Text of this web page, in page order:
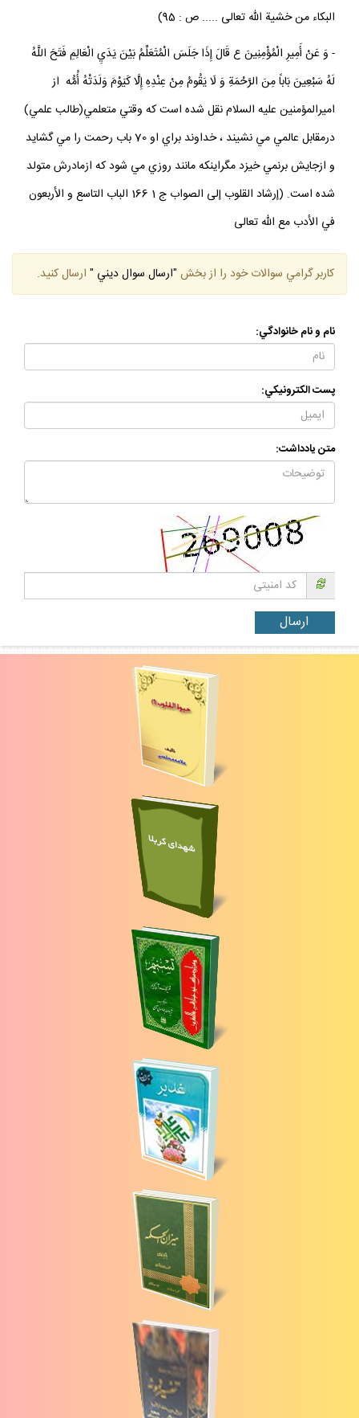
البكاء من خشية الله تعالى ..... ص : 95)
- وَ عَنْ أَمِيرِ الْمُؤْمِنِينَ ع قَالَ إِذَا جَلَسَ الْمُتَعَلِّمُ بَيْنَ يَدَيِ الْعَالِمِ فَتَحَ اللَّهُ
لَهُ سَبْعِينَ بَاباً مِنَ الرَّحْمَةِ وَ لَا يَقُومُ مِنْ عِنْدِهِ إِلَّا كَيَوْمَ وَلَدَتْهُ أُمُّه از
اميرالمؤمنين عليه السلام نقل شده است كه وقتي متعلمي(طالب علمي)
درمقابل عالمي مي نشيند ، خداوند براي او 70 باب رحمت را مي گشايد
و ازجايش برنمي خيزد مگراينكه مانند روزي مي شود كه ازمادرش متولد
شده است. (إرشاد القلوب إلى الصواب ج 1 166 الباب التاسع و الأربعون
في الأدب مع الله تعالى
كاربر گرامي سوالات خود را از بخش "ارسال سوال ديني " ارسال كنيد.
نام و نام خانوادگي:
پست الكترونيكي:
متن يادداشت: